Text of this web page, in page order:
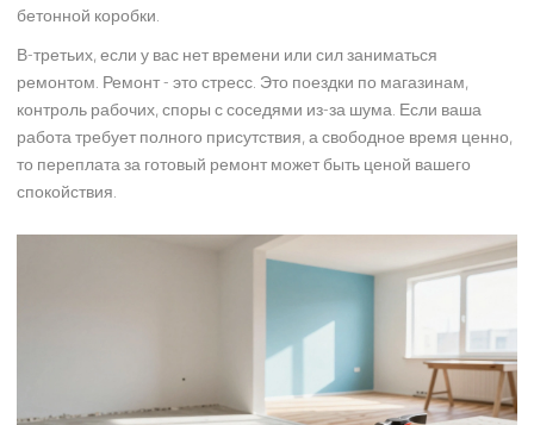
бетонной коробки.
В-третьих, если у вас нет времени или сил заниматься
ремонтом. Ремонт - это стресс. Это поездки по магазинам,
контроль рабочих, споры с соседями из-за шума. Если ваша
работа требует полного присутствия, а свободное время ценно,
то переплата за готовый ремонт может быть ценой вашего
спокойствия.